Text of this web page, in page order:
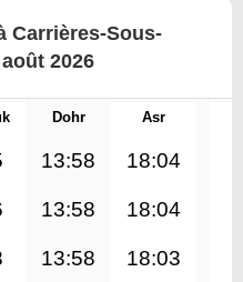
Carrières-Sous-
2026
Dohr Asr
13:58 18:04
13:58 18:04
13:58 18:03